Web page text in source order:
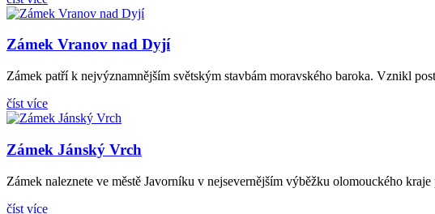
Zámek Vranov nad Dyjí
Zámek patří k nejvýznamnějším světským stavbám moravského baroka. Vznikl
číst více
Zámek Jánský Vrch
Zámek naleznete ve městě Javorníku v nejsevernějším výběžku olomouckého
číst více